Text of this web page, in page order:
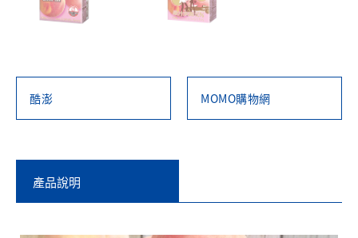
酷澎 MOMO購物網
產品說明